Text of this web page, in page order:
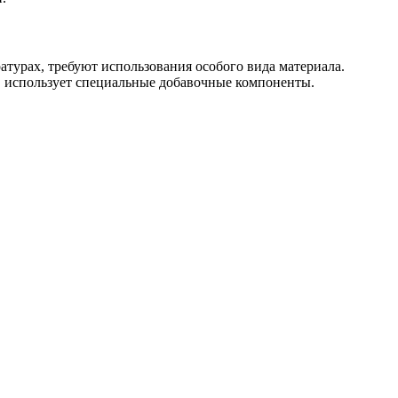
требуют использования особого вида материала.
специальные добавочные компоненты.